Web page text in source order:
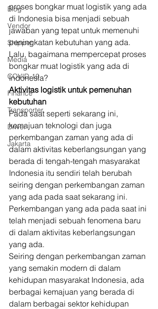
Blog
Vendor
Shipper
Media
COVID-19
Finance
Transporter
Driver
Jakarta
proses bongkar muat logistik yang ada
di Indonesia bisa menjadi sebuah
jawaban yang tepat untuk memenuhi
peningkatan kebutuhan yang ada.
Lalu, bagaimana mempercepat proses
bongkar muat logistik yang ada di
Indonesia?
Aktivitas logistik untuk pemenuhan
kebutuhan
Pada saat seperti sekarang ini,
kemajuan teknologi dan juga
perkembangan zaman yang ada di
dalam aktivitas keberlangsungan yang
berada di tengah-tengah masyarakat
Indonesia itu sendiri telah berubah
seiring dengan perkembangan zaman
yang ada pada saat sekarang ini.
Perkembangan yang ada pada saat ini
telah menjadi sebuah fenomena baru
di dalam aktivitas keberlangsungan
yang ada.
Seiring dengan perkembangan zaman
yang semakin modern di dalam
kehidupan masyarakat Indonesia, ada
berbagai kemajuan yang berada di
dalam berbagai sektor kehidupan